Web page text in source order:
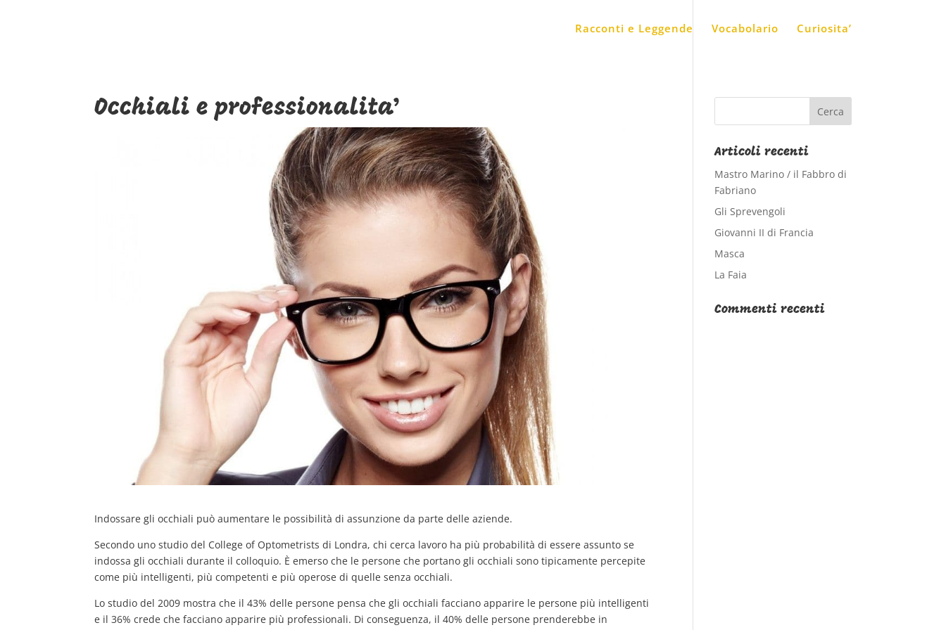
Racconti e Leggende Vocabolario Curiosita’
Occhiali e professionalita’
Indossare gli occhiali può aumentare le possibilità di assunzione da parte delle aziende.
Secondo uno studio del College of Optometrists di Londra, chi cerca lavoro ha più probabilità di essere assunto se
indossa gli occhiali durante il colloquio. È emerso che le persone che portano gli occhiali sono tipicamente percepite
come più intelligenti, più competenti e più operose di quelle senza occhiali.
Lo studio del 2009 mostra che il 43% delle persone pensa che gli occhiali facciano apparire le persone più intelligenti
e il 36% crede che facciano apparire più professionali. Di conseguenza, il 40% delle persone prenderebbe in
Articoli recenti
Mastro Marino / il Fabbro di
Fabriano
Gli Sprevengoli
Giovanni II di Francia
Masca
La Faia
Commenti recenti